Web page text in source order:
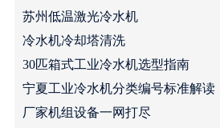
苏州低温激光冷水机
冷水机冷却塔清洗
30匹箱式工业冷水机选型指南
宁夏工业冷水机分类编号标准解读
厂家机组设备一网打尽